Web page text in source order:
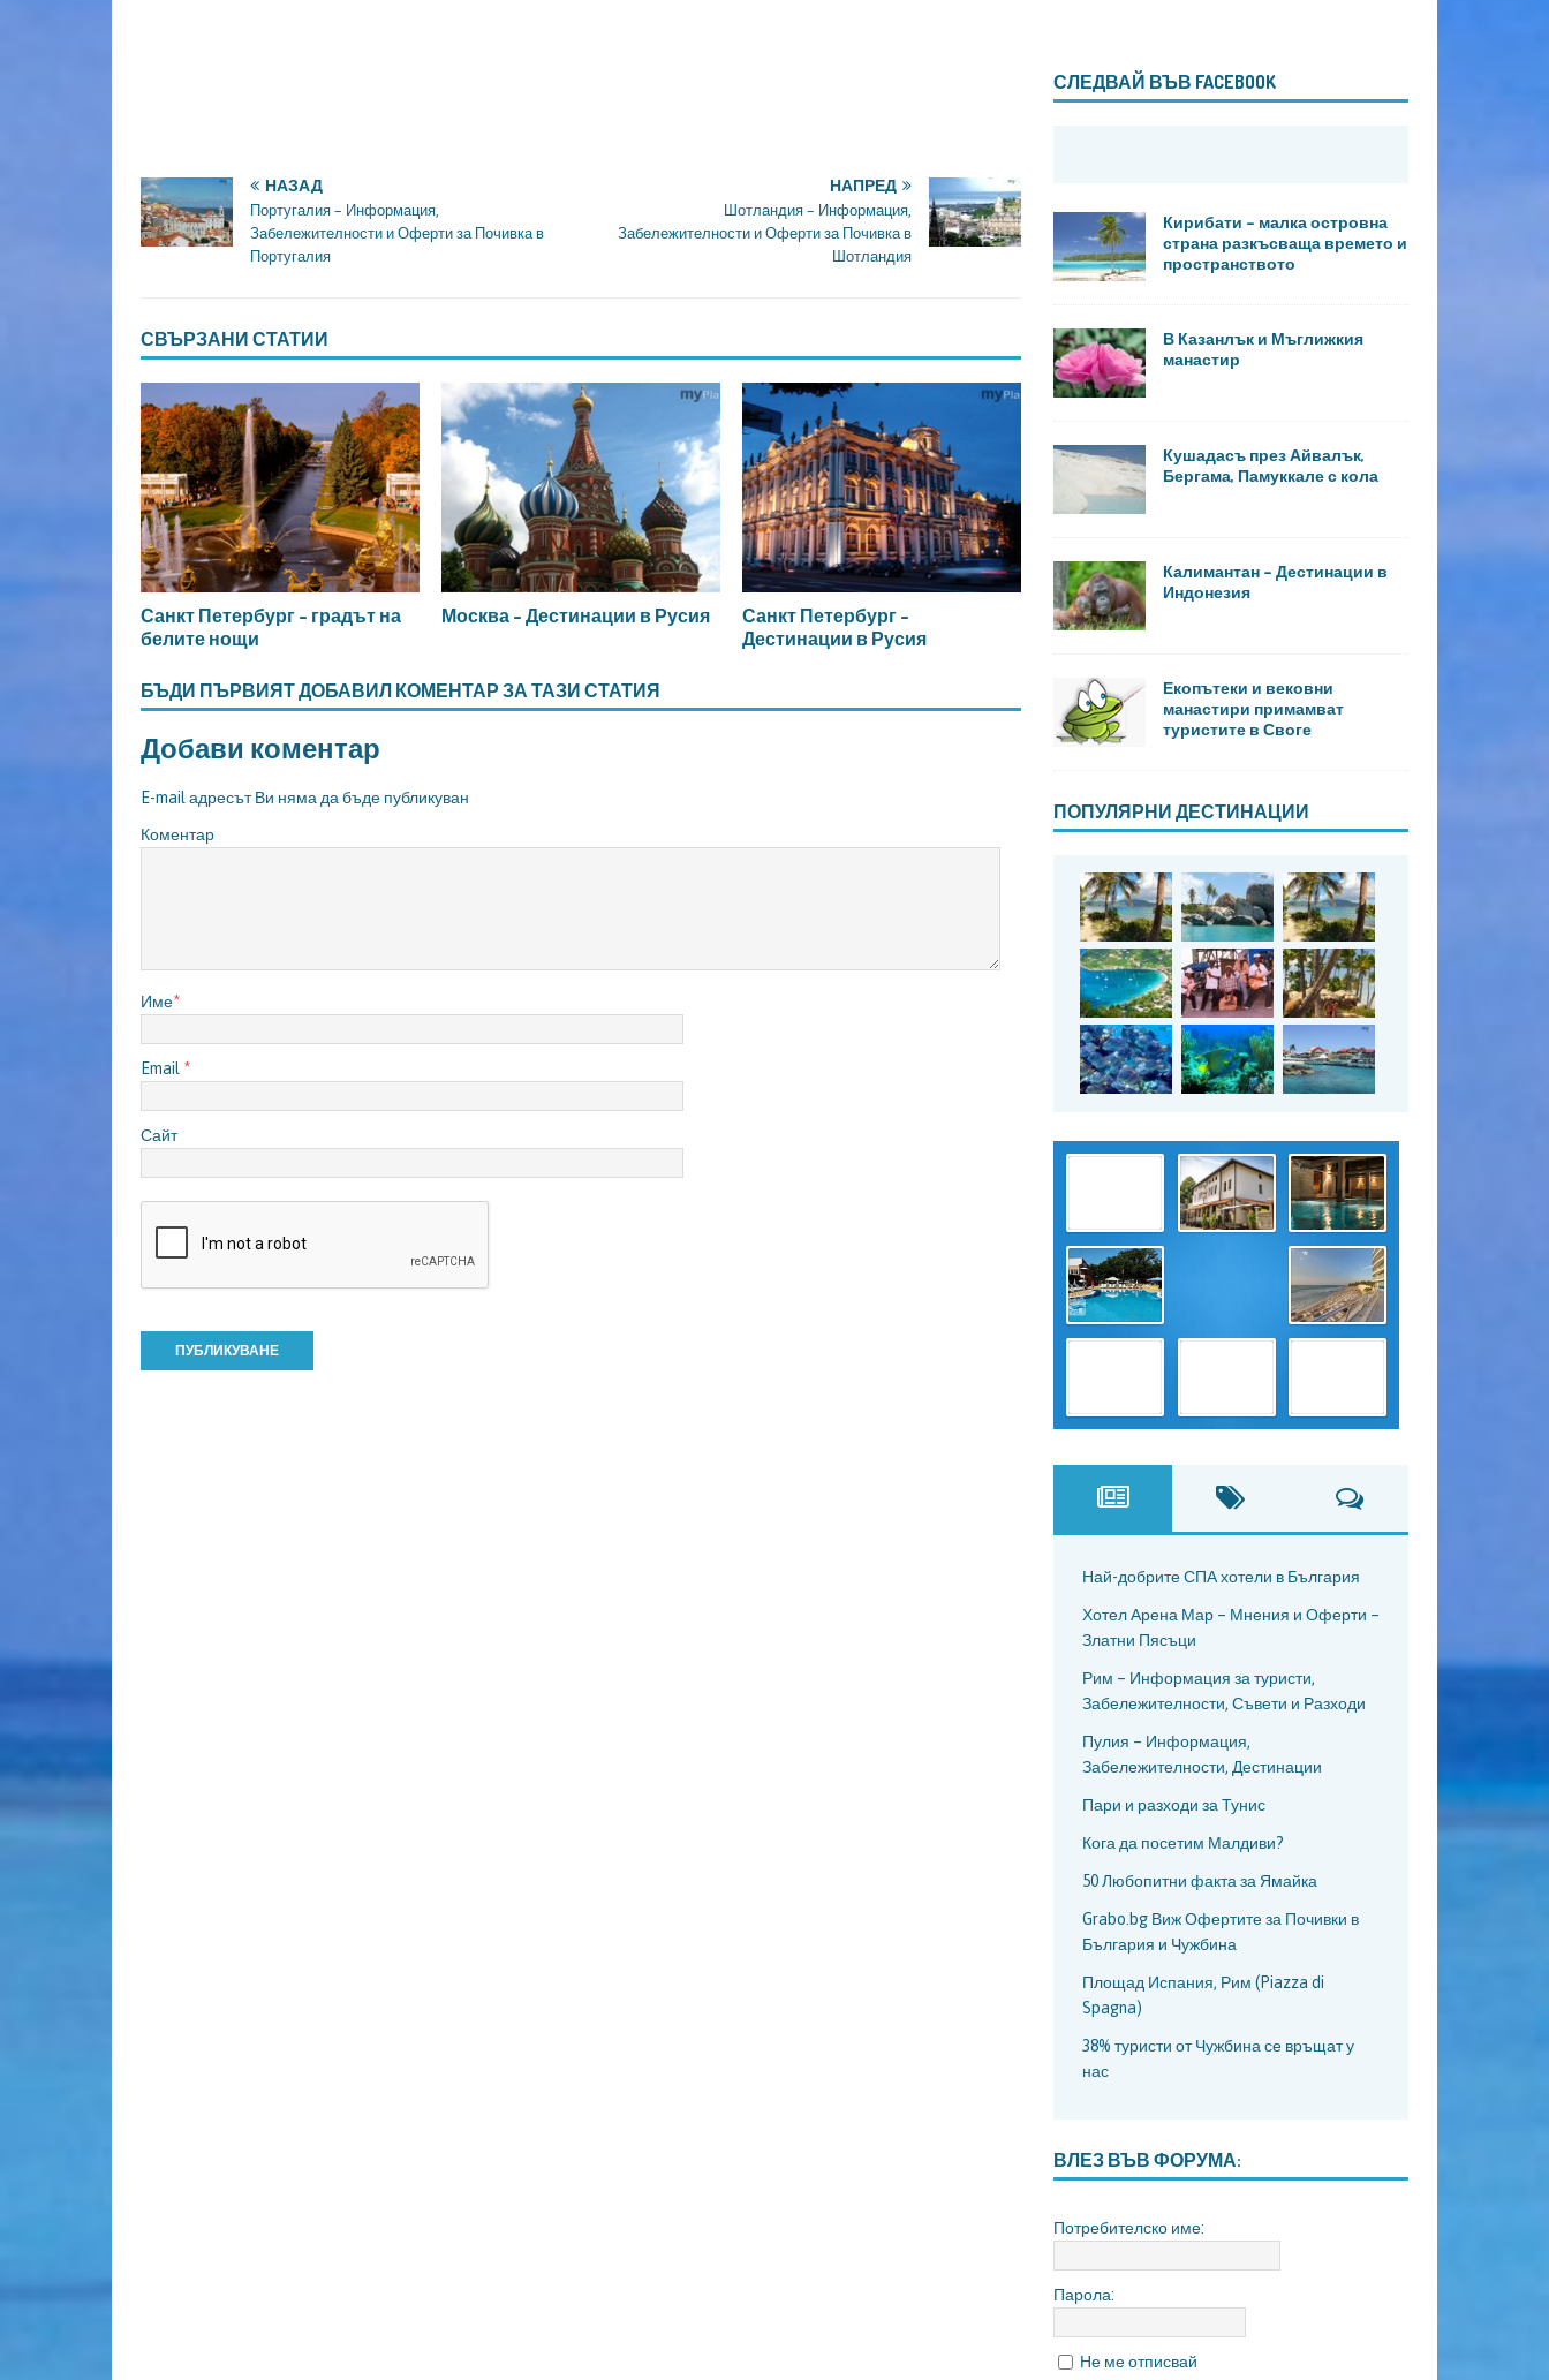
НАЗАД
Португалия – Информация,
Забележителности и Оферти за Почивка в
Португалия
НАПРЕД
Шотландия – Информация,
Забележителности и Оферти за Почивка в
Шотландия
СВЪРЗАНИ СТАТИИ
Санкт Петербург – градът на
белите нощи
Москва – Дестинации в Русия
Санкт Петербург –
Дестинации в Русия
БЪДИ ПЪРВИЯТ ДОБАВИЛ КОМЕНТАР ЗА ТАЗИ СТАТИЯ
Добави коментар
E-mail адресът Ви няма да бъде публикуван
Коментар
Име*
Email *
Сайт
СЛЕДВАЙ ВЪВ FACEBOOK
Кирибати – малка островна
страна разкъсваща времето и
пространството
В Казанлък и Мъглижкия
манастир
Кушадасъ през Айвалък,
Бергама, Памуккале с кола
Калимантан – Дестинации в
Индонезия
Екопътеки и вековни
манастири примамват
туристите в Своге
ПОПУЛЯРНИ ДЕСТИНАЦИИ
Най-добрите СПА хотели в България
Хотел Арена Мар – Мнения и Оферти –
Златни Пясъци
Рим – Информация за туристи,
Забележителности, Съвети и Разходи
Пулия – Информация,
Забележителности, Дестинации
Пари и разходи за Тунис
Кога да посетим Малдиви?
50 Любопитни факта за Ямайка
Grabo.bg Виж Офертите за Почивки в
България и Чужбина
Площад Испания, Рим (Piazza di
Spagna)
38% туристи от Чужбина се връщат у
нас
ВЛЕЗ ВЪВ ФОРУМА:
Потребителско име:
Парола:
Не ме отписвай